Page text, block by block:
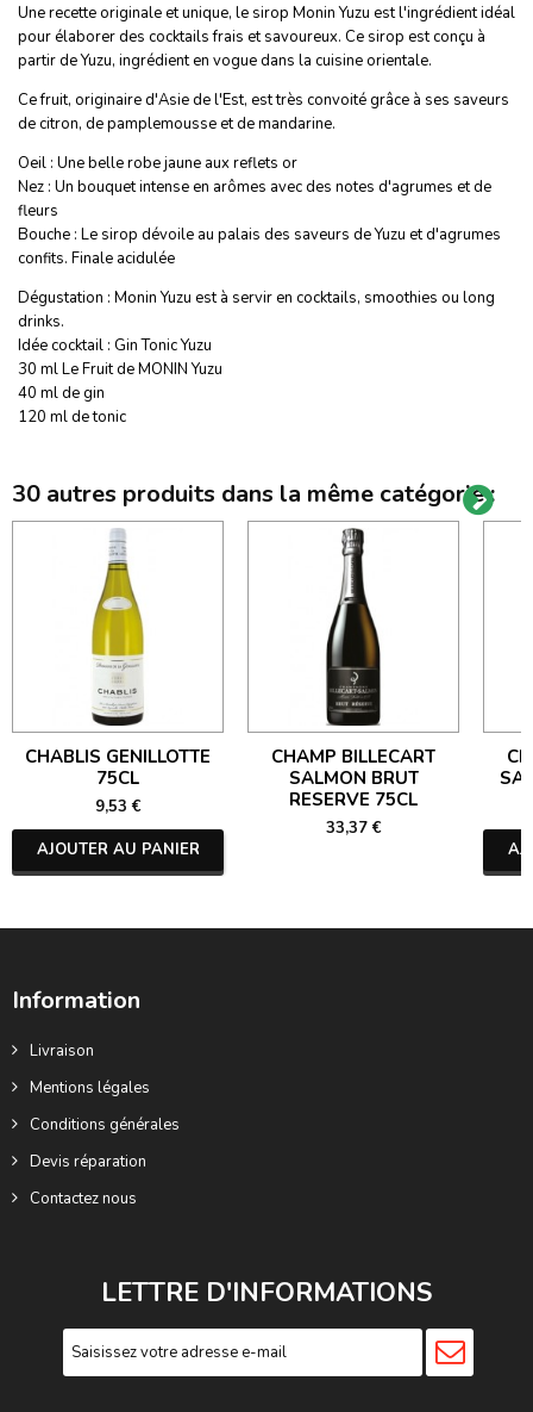
Une recette originale et unique, le sirop Monin Yuzu est l'ingrédient idéal
pour élaborer des cocktails frais et savoureux. Ce sirop est conçu à
partir de Yuzu, ingrédient en vogue dans la cuisine orientale.
Ce fruit, originaire d'Asie de l'Est, est très convoité grâce à ses saveurs
de citron, de pamplemousse et de mandarine.
Oeil : Une belle robe jaune aux reflets or
Nez : Un bouquet intense en arômes avec des notes d'agrumes et de
fleurs
Bouche : Le sirop dévoile au palais des saveurs de Yuzu et d'agrumes
confits. Finale acidulée
Dégustation : Monin Yuzu est à servir en cocktails, smoothies ou long
drinks.
Idée cocktail : Gin Tonic Yuzu
30 ml Le Fruit de MONIN Yuzu
40 ml de gin
120 ml de tonic
30 autres produits dans la même catégorie :
CHABLIS GENILLOTTE
75CL
9,53 €
AJOUTER AU PANIER
CHAMP BILLECART
SALMON BRUT
RESERVE 75CL
33,37 €
Information
Livraison
Mentions légales
Conditions générales
Devis réparation
Contactez nous
LETTRE D'INFORMATIONS